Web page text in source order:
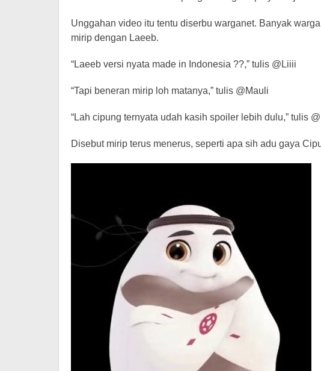
Unggahan video itu tentu diserbu warganet. Banyak
mirip dengan Laeeb.
“Laeeb versi nyata made in Indonesia ??,” tulis @Liiii
“Tapi beneran mirip loh matanya,” tulis @Mauli
“Lah cipung ternyata udah kasih spoiler lebih dulu,” tulis
Disebut mirip terus menerus, seperti apa sih adu gaya